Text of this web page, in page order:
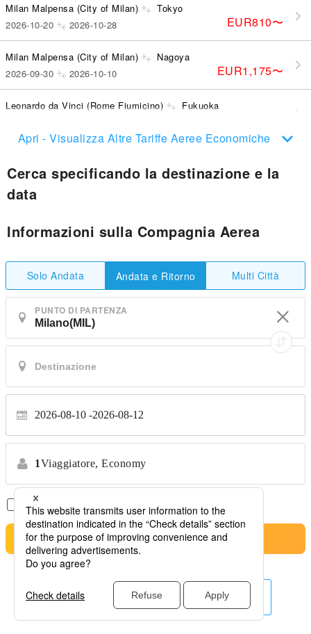
Milan Malpensa (City of Milan) Tokyo
EUR810〜
2026-10-20 2026-10-28
Milan Malpensa (City of Milan) Nagoya
EUR1,175〜
2026-09-30 2026-10-10
Leonardo da Vinci (Rome Fiumicino) Fukuoka
Apri - Visualizza Altre Tariffe Aeree Economiche
Cerca specificando la destinazione e la
data
Informazioni sulla Compagnia Aerea
Solo Andata Andata e Ritorno Multi Città
PUNTO DI PARTENZA
2026-08-10 2026-08-12
1Viaggiatore, Economy
Solo Voli Diretti *Nessun trasferimento
Cerca
Altre linee aeree qui.